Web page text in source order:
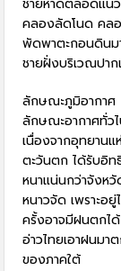
ชายหาดตลอดแน
คลองลัดโนด คลอ
พัดพาตะกอนดินม
ชายฝั่งบริเวณปา
ลักษณะภูมิอากาศ
ลักษณะอากาศทั่ว
เนื่องจากอุทยาน
ตะวันตก ได้รับอิท
หนาแน่นกว่าจังห
หนาวจัด เพราะอ
ครั้งอาจมีฝนตกไ
อ่าวไทยเอาฝนม
ของภาคใต้